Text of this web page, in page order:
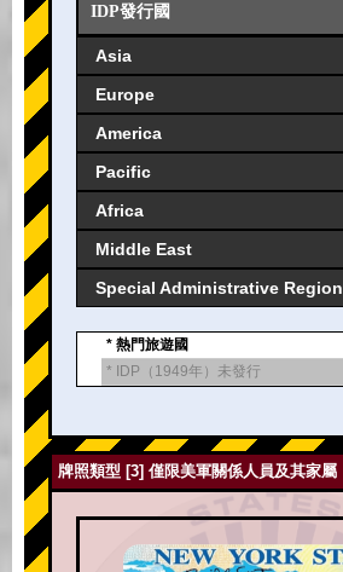
IDP發行國
Asia
Europe
America
Pacific
Africa
Middle East
Special Administrative Region
* 熱門旅遊國
* IDP（1949年）未發行
牌照類型 [3] 僅限美軍關係人員及其家屬